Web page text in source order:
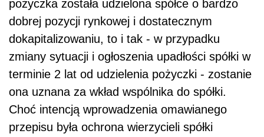
pożyczka została udzielona spółce o bardzo
dobrej pozycji rynkowej i dostatecznym
dokapitalizowaniu, to i tak - w przypadku
zmiany sytuacji i ogłoszenia upadłości spółki w
terminie 2 lat od udzielenia pożyczki - zostanie
ona uznana za wkład wspólnika do spółki.
Choć intencją wprowadzenia omawianego
przepisu była ochrona wierzycieli spółki